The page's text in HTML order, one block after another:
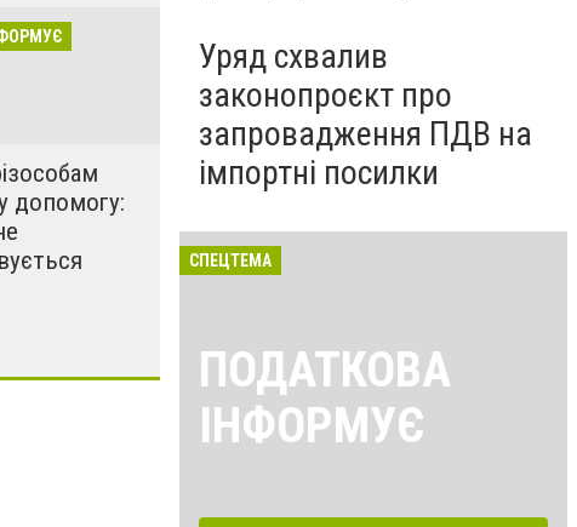
допомогу:
Уряд схвалив
законопроєкт про
запровадження ПДВ на
імпортні посилки
СПЕЦТЕМА
ПОДАТКОВА
ІНФОРМУЄ